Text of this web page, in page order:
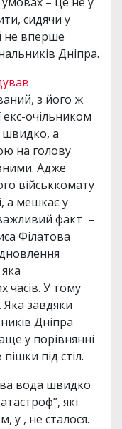
сидячи у
не вперше
Дніпра.
з його ж
екс-очільником
а
на голову
Адже
військкомату
а мешкає у
факт –
Філатова
часів. У тому
Яка завдяки
Дніпра
у порівнянні
під стіл.
вода швидко
які
у , не сталося.